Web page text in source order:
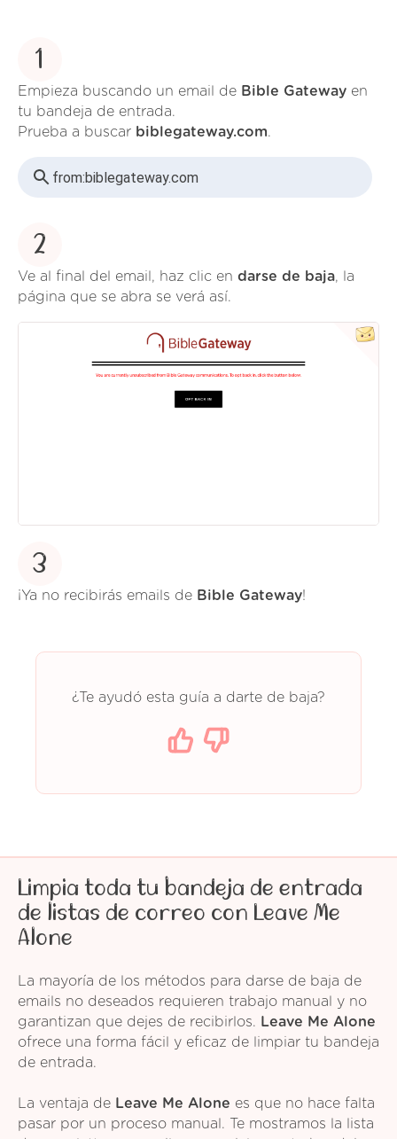
1
Empieza buscando un email de Bible Gateway en
tu bandeja de entrada.
Prueba a buscar biblegateway.com.
from:biblegateway.com
2
Ve al final del email, haz clic en darse de baja, la
página que se abra se verá así.
3
¡Ya no recibirás emails de Bible Gateway!
¿Te ayudó esta guía a darte de baja?
Limpia toda tu bandeja de entrada
de listas de correo con Leave Me
Alone
La mayoría de los métodos para darse de baja de
emails no deseados requieren trabajo manual y no
garantizan que dejes de recibirlos. Leave Me Alone
ofrece una forma fácil y eficaz de limpiar tu bandeja
de entrada.
La ventaja de Leave Me Alone es que no hace falta
pasar por un proceso manual. Te mostramos la lista